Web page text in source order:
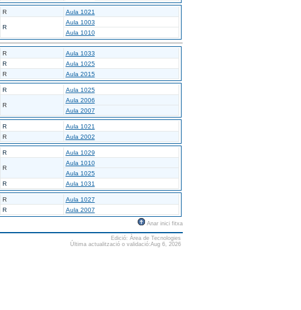
R Aula 1021
R
Aula 1003
Aula 1010
R Aula 1033
R
Aula 1025
R Aula 2015
R Aula 1025
R
Aula 2006
Aula 2007
R
Aula 1021
R Aula 2002
R Aula 1029
R
Aula 1010
Aula 1025
R Aula 1031
R
Aula 1027
R Aula 2007
Anar inici fitxa
Edició: Àrea de Tecnologies
Última actualització o validació:Aug 6, 2026